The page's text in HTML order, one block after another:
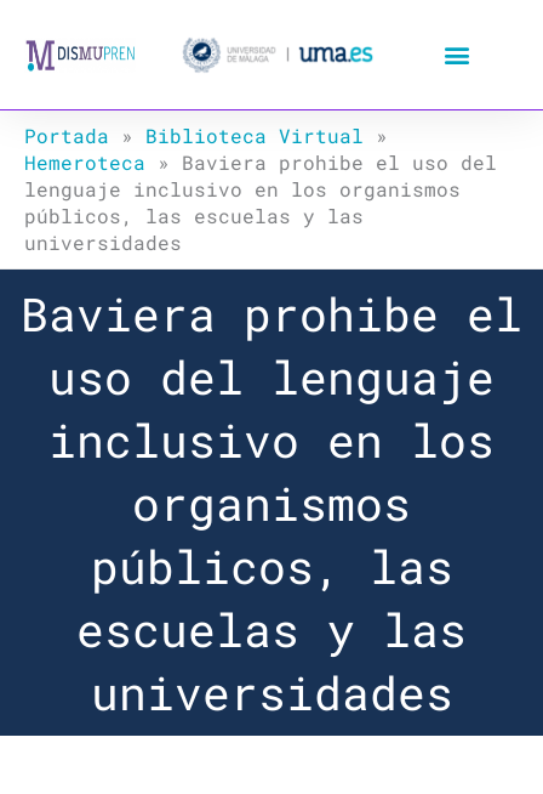
Portada » Biblioteca Virtual »
Hemeroteca » Baviera prohibe el uso del
lenguaje inclusivo en los organismos
públicos, las escuelas y las
universidades
Baviera prohibe el
uso del lenguaje
inclusivo en los
organismos
públicos, las
escuelas y las
universidades